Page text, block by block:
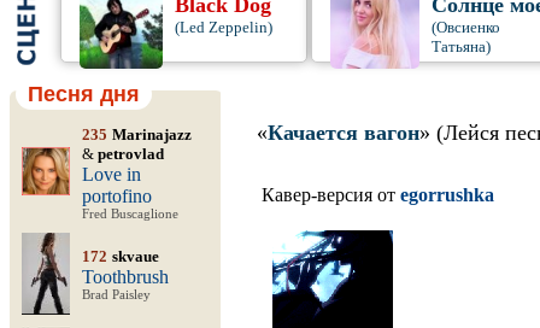
Black Dog
(Led Zeppelin)
Солнце
(Овсиенко
Татьяна)
Песня дня
235 Marinajazz
& petrovlad
Love in
portofino
Fred Buscaglione
172 skvaue
Toothbrush
Brad Paisley
«Качается вагон» (Лейся
Кавер-версия от egorrushka